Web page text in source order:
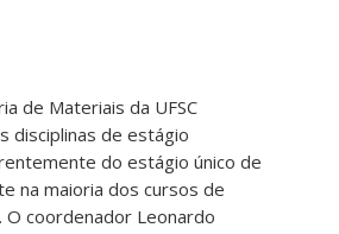
de Materiais da UFSC
disciplinas de estágio
do estágio único de
na maioria dos cursos de
O coordenador Leonardo